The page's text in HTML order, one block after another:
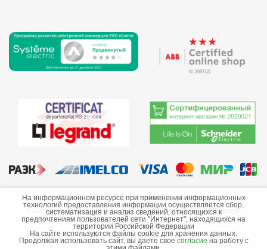
©2013-2026 ООО «Краснодарэлектро»
Сайт носит информационный характер и не является
публичной офертой.
Стоимость товаров и их наличие не гарантируются.
На информационном ресурсе при применении информационных
технологий предоставления информации осуществляется сбор,
систематизация и анализ сведений, относящихся к
предпочтениям пользователей сети "Интернет", находящихся на
территории Российской Федерации
На сайте используются файлы cookie для хранения данных.
Продолжая использовать сайт, вы даете свое согласие на работу с